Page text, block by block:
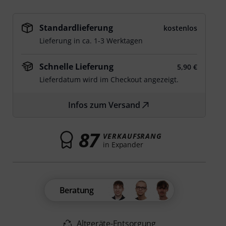
Standardlieferung
kostenlos
Lieferung in ca. 1-3 Werktagen
Schnelle Lieferung
5,90 €
Lieferdatum wird im Checkout angezeigt.
Infos zum Versand
87 VERKAUFSRANG
in Expander
Beratung
Altgeräte-Entsorgung